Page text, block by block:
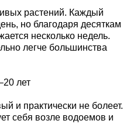
растений. Каждый
но благодаря десяткам
несколько недель.
легче большинства
лет
и практически не болеет.
себя возле водоемов и